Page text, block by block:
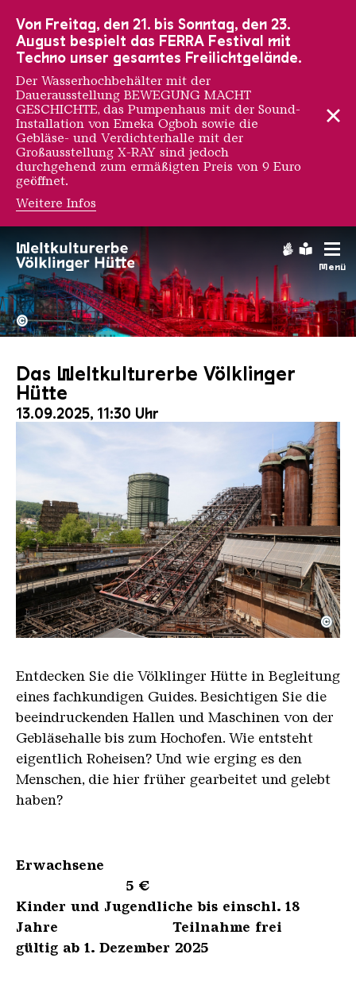
Menü
Hochofengruppe in Rot
Copyright:
©
Das Weltkulturerbe Völklinger
Hütte
13.09.2025, 11:30 Uhr
Der Erzschrägaufzug der Völklinger Hütte mit
Copyright: Weltkulturerbe Völklinger Hütte | Karl
©
Entdecken Sie die Völklinger Hütte in Begleitung
eines fachkundigen Guides. Besichtigen Sie die
beeindruckenden Hallen und Maschinen von der
Gebläsehalle bis zum Hochofen. Wie entsteht
eigentlich Roheisen? Und wie erging es den
Menschen, die hier früher gearbeitet und gelebt
haben?
Erwachsene
5 €
Kinder und Jugendliche bis einschl. 18
Jahre Teilnahme frei
gültig ab 1. Dezember 2025
Von Freitag, den 21. bis Sonntag, den 23.
August bespielt das FERRA Festival mit
Techno unser gesamtes Freilichtgelände.
Der Wasserhochbehälter mit der
Dauerausstellung BEWEGUNG MACHT
GESCHICHTE, das Pumpenhaus mit der Sound-
Installation von Emeka Ogboh sowie die
Gebläse- und Verdichterhalle mit der
Großausstellung X-RAY sind jedoch
durchgehend zum ermäßigten Preis von 9 Euro
geöffnet.
Weitere Infos